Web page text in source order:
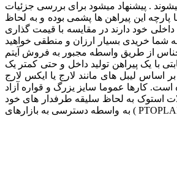
. پیشنهاد میشود برای بررسی جزئیات
این پیراهن ها پشمی بوده و به لحاظ
خود دارند در مقایسه با قیمت گذاری
خریدی بسیار ارزان و منطقی خواهید
از طریق واسطه مجبور به فروش آیتم
با یک پیراهن تولید داخل و حتی کمتر یک
اساس لیبل های مانند لارج یا ایکس لارج
است. کارها عموما سایز یزرگ و قواره آزاد
استوک به لحاظ سلیقه طرفدار های خود
را دارد و خیلی از مشتریان معتقدند به لحاظ جنس محصولات استوک بهترین در بازار می باشند البته این موضوع کاملا انتخابی شخصی بوده و مجموعه پیتاپ لند ( PTOPLAND ) به واسطه دسترسی به بازارهای